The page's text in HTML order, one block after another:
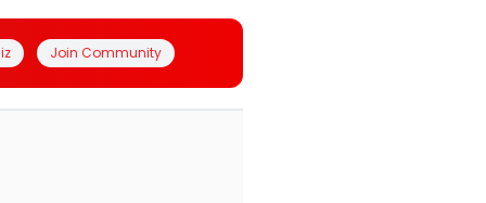
Join Community